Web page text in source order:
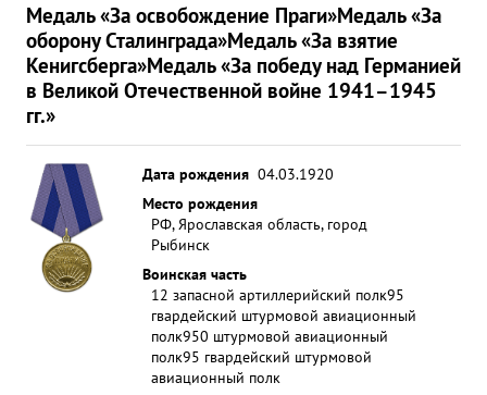
Медаль «За освобождение Праги»Медаль «За
оборону Сталинграда»Медаль «За взятие
Кенигсберга»Медаль «За победу над Германией
в Великой Отечественной войне 1941–1945
гг.»
Дата рождения 04.03.1920
Место рождения
РФ, Ярославская область, город
Рыбинск
Воинская часть
12 запасной артиллерийский полк95
гвардейский штурмовой авиационный
полк950 штурмовой авиационный
полк95 гвардейский штурмовой
авиационный полк